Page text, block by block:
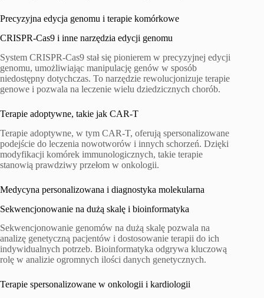
Precyzyjna edycja genomu i terapie komórkowe
CRISPR-Cas9 i inne narzędzia edycji genomu
System CRISPR-Cas9 stał się pionierem w precyzyjnej edycji
genomu, umożliwiając manipulację genów w sposób
niedostępny dotychczas. To narzędzie rewolucjonizuje terapie
genowe i pozwala na leczenie wielu dziedzicznych chorób.
Terapie adoptywne, takie jak CAR-T
Terapie adoptywne, w tym CAR-T, oferują spersonalizowane
podejście do leczenia nowotworów i innych schorzeń. Dzięki
modyfikacji komórek immunologicznych, takie terapie
stanowią prawdziwy przełom w onkologii.
Medycyna personalizowana i diagnostyka molekularna
Sekwencjonowanie na dużą skalę i bioinformatyka
Sekwencjonowanie genomów na dużą skalę pozwala na
analizę genetyczną pacjentów i dostosowanie terapii do ich
indywidualnych potrzeb. Bioinformatyka odgrywa kluczową
rolę w analizie ogromnych ilości danych genetycznych.
Terapie spersonalizowane w onkologii i kardiologii